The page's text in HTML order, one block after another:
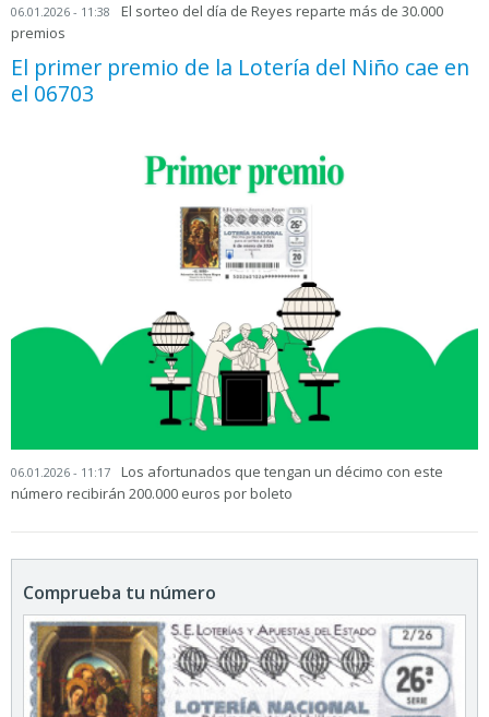
06.01.2026 - 11:38
El sorteo del día de Reyes reparte más de 30.000
premios
El primer premio de la Lotería del Niño cae en
el 06703
06.01.2026 - 11:17
Los afortunados que tengan un décimo con este
número recibirán 200.000 euros por boleto
Comprueba tu número